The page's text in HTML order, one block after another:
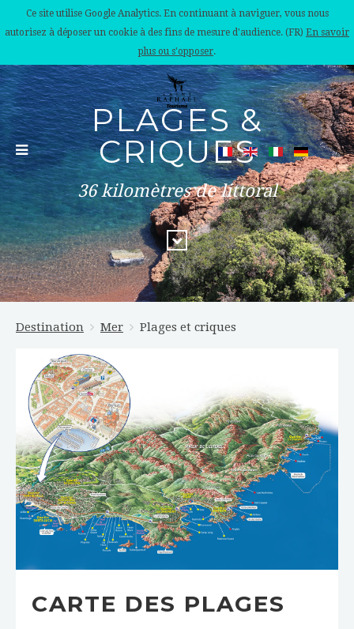
Ce site utilise Google Analytics. En continuant à naviguer, vous nous
autorisez à déposer un cookie à des fins de mesure d'audience. (FR) En savoir
plus ou s'opposer.
PLAGES &
CRIQUES
36 kilomètres de littoral
Destination Mer Plages et criques
CARTE DES PLAGES